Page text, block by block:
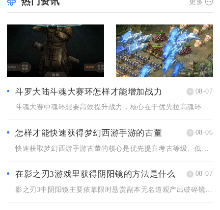
更多
斗罗大陆斗魂大赛环怎样才能增加战力 08-07
斗魂大赛中魂环想要高效提升战力，核心在于优先拉高魂环基础年限...
怎样才能快速获得梦幻西游手游的古董 08-06
在影之刃3游戏里获得阴阳镜的方法是什么 08-07